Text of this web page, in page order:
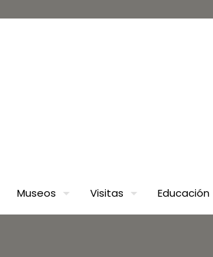
Museos Visitas Educación